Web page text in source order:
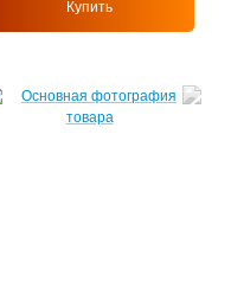
Купить